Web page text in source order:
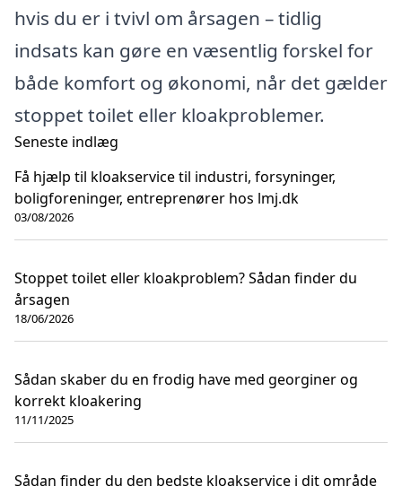
hvis du er i tvivl om årsagen – tidlig
indsats kan gøre en væsentlig forskel for
både komfort og økonomi, når det gælder
stoppet toilet eller kloakproblemer.
Seneste indlæg
Få hjælp til kloakservice til industri, forsyninger,
boligforeninger, entreprenører hos lmj.dk
03/08/2026
Stoppet toilet eller kloakproblem? Sådan finder du
årsagen
18/06/2026
Sådan skaber du en frodig have med georginer og
korrekt kloakering
11/11/2025
Sådan finder du den bedste kloakservice i dit område